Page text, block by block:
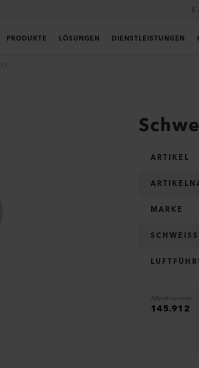
5
PRODUKTE LÖSUNGEN DIENSTLEISTUNGEN
ARTIKEL
MARKE
Artikelnummer
145.912